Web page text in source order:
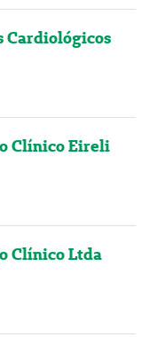
Cardiológicos
Clínico Eireli
Clínico Ltda